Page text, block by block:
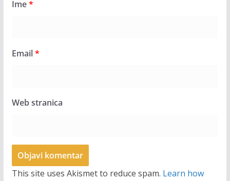
Ime*
Email*
Web stranica
This site uses Akismet to reduce spam. Learn how